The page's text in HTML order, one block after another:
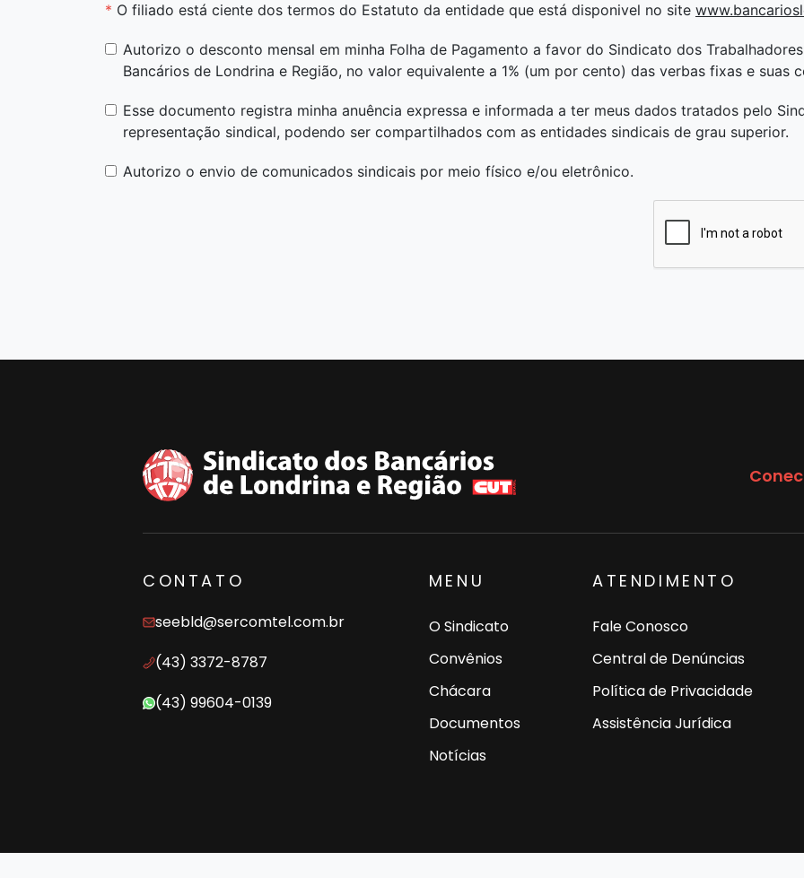
* O filiado está ciente dos termos do Estatuto da entidade que está disponivel no site
Autorizo o desconto mensal em minha Folha de Pagamento a favor do Sindicato dos
Bancários de Londrina e Região, no valor equivalente a 1% (um por cento) das verbas fixas e suas
Esse documento registra minha anuência expressa e informada a ter meus dados tratados pelo
representação sindical, podendo ser compartilhados com as entidades sindicais de grau superior.
Autorizo o envio de comunicados sindicais por meio físico e/ou eletrônico.
CONTATO
seebld@sercomtel.com.br
(43) 3372-8787
(43) 99604-0139
MENU
O Sindicato
Convênios
Chácara
Documentos
Notícias
ATENDIMENTO
Fale Conosco
Central de Denúncias
Política de Privacidade
Assistência Jurídica